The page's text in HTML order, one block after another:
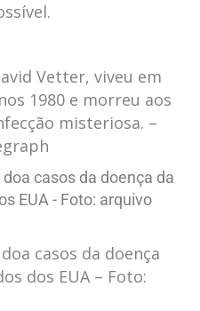
Vetter, viveu em
1980 e morreu aos
misteriosa. –
casos da doença
dos EUA – Foto: